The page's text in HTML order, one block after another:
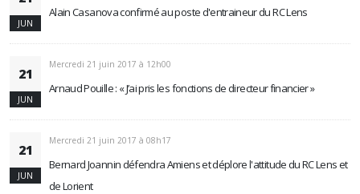
JUN
Alain Casanova confirmé au poste d'entraineur du RC Lens
21
JUN
Mercredi 21 juin 2017 à 12h00
Arnaud Pouille : « J’ai pris les fonctions de directeur financier »
21
JUN
Mercredi 21 juin 2017 à 08h17
Bernard Joannin défendra Amiens et déplore l'attitude du RC Lens et
de Lorient